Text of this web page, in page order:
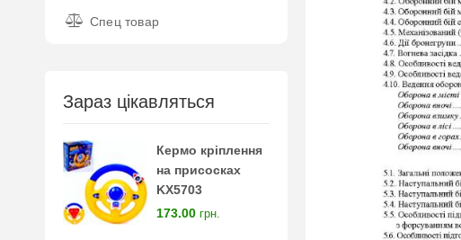
Спец товар
Зараз цікавляться
Кермо кріплення
на присосках
KX5703
173.00 грн.